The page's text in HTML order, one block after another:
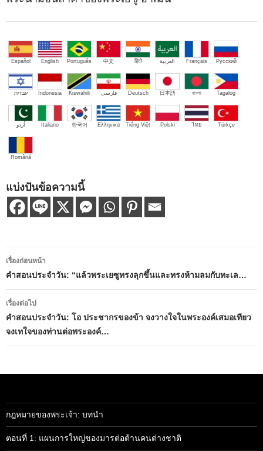
Español English Português 中文 हिंदी العربية Français Русский
עברית Indonesia Kiswahili فارسی Deutsch 日本語 বাংলা Tagalog
اُردو Italiano 한국어 Ελληνικά Tiếng Việt Polski ไทย Türkçe
Română
แบ่งปันข้อความนี้
เมนู
นำทาง
เรื่อง
เรื่องก่อนหน้า
คำสอนประจำวัน: “แล้วพระเยซูทรงลุกขึ้นและทรงห้ามลมกับทะเล…
เรื่องต่อไป
คำสอนประจำวัน: โอ ประชากรของข้า จงวางใจในพระองค์เสมอเทียว
จงเทใจของท่านต่อพระองค์…
กฎหมายของพระเจ้า: บทนำ
ตอนที่ 1: แผนการใหญ่ของมารต่อต้านคนต่างชาติ